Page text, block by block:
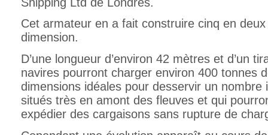
Cet armateur en a fait construire cinq en
dimension.
D’une longueur d’environ 42 mètres et d’un
navires pourront charger environ 400 tonnes
dimensions idéales pour desservir un
situés très en amont des fleuves et qui
expédier des cargaisons sans rupture de